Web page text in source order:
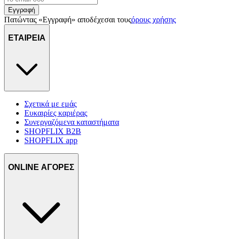
Εγγραφή
Πατώντας «Εγγραφή» αποδέχεσαι τουςόρους χρήσης
ΕΤΑΙΡΕΙΑ
Σχετικά με εμάς
Ευκαιρίες καριέρας
Συνεργαζόμενα καταστήματα
SHOPFLIX B2B
SHOPFLIX app
ONLINE ΑΓΟΡΕΣ